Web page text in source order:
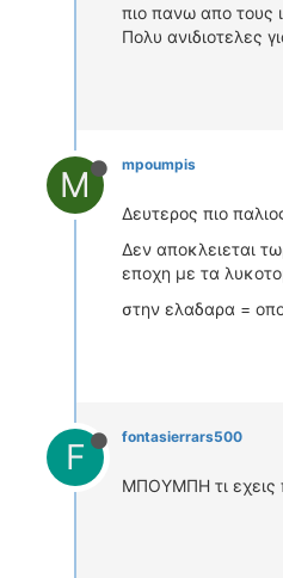
πιο πανω απο τους
Πολυ ανιδιοτελες
M mpoumpis
Δευτερος πιο
Δεν αποκλειεται
εποχη με τα
στην ελαδαρα =
F fontasierrars500
ΜΠΟΥΜΠΗ τι εχεις